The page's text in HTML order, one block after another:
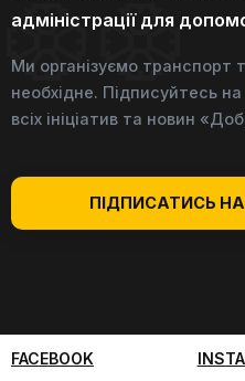
адміністрації для
Ми організуємо транспорт
необхідне. Підписуйтесь
всіх ініціатив та новин
ПІДПИСАТИСЬ НА
FACEBOOK